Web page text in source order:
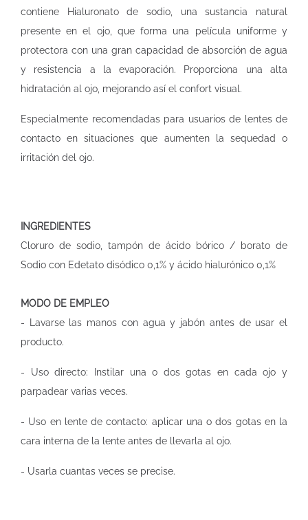
contiene Hialuronato de sodio, una sustancia natural
presente en el ojo, que forma una película uniforme y
protectora con una gran capacidad de absorción de agua
y resistencia a la evaporación. Proporciona una alta
hidratación al ojo, mejorando así el confort visual.
Especialmente recomendadas para usuarios de lentes de
contacto en situaciones que aumenten la sequedad o
irritación del ojo.
INGREDIENTES
Cloruro de sodio, tampón de ácido bórico / borato de
Sodio con Edetato disódico 0,1% y ácido hialurónico 0,1%
MODO DE EMPLEO
- Lavarse las manos con agua y jabón antes de usar el
producto.
- Uso directo: Instilar una o dos gotas en cada ojo y
parpadear varias veces.
- Uso en lente de contacto: aplicar una o dos gotas en la
cara interna de la lente antes de llevarla al ojo.
- Usarla cuantas veces se precise.